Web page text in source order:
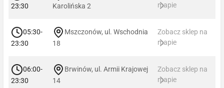
23:30
Karolińska 2
mapie
05:30-
23:30
Mszczonów, ul. Wschodnia
18
Zobacz sklep na
mapie
06:00-
23:30
Brwinów, ul. Armii Krajowej
14
Zobacz sklep na
mapie